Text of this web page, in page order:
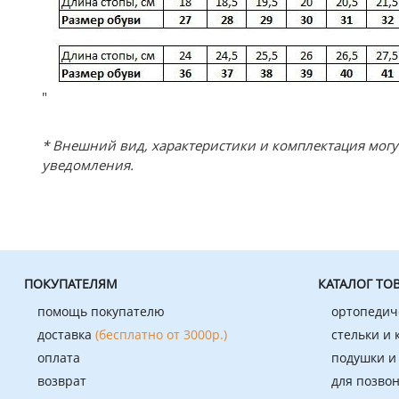
"
* Внешний вид, характеристики и комплектация
уведомления.
ПОКУПАТЕЛЯМ
помощь покупателю
доставка (бесплатно от 3000р.)
оплата
возврат
КАТАЛОГ
стельки и
подушки
для